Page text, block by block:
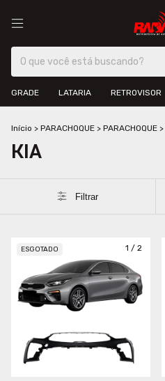
GRADE LATARIA RETROVISOR
Início > PARACHOQUE > PARACHOQUE >
KIA
Filtrar
1 / 2
ESGOTADO